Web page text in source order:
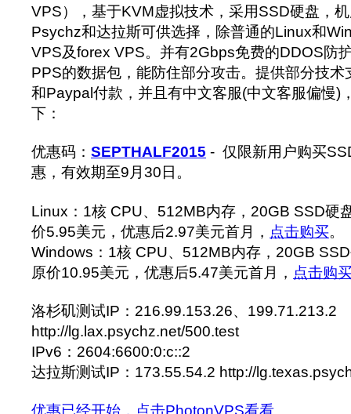
VPS），基于KVM虚拟技术，采用SSD硬盘，
Psychz和达拉斯可供选择，除普通的Linux和
VPS及forex VPS。并有2Gbps免费的DDOS防
PPS的数据包，能防住部分攻击。提供部分技术
和Paypal付款，并且有中文客服(中文客服偏慢)
下：
优惠码： SEPTHALF2015 - 仅限新用户购买
惠，有效期至9月30日。
Linux：1核 CPU、512MB内存，20GB SSD硬
价5.95美元，优惠后2.97美元首月， 点击购买。
Windows：1核 CPU、512MB内存，20GB
原价10.95美元，优惠后5.47美元首月， 点击购
洛杉矶测试IP：216.99.153.26、199.71.213.2
http://lg.lax.psychz.net/500.test
IPv6：2604:6600:0:c::2
达拉斯测试IP：173.55.54.2 http://